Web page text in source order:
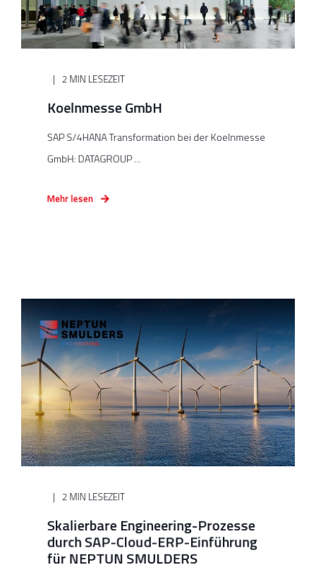
2 MIN LESEZEIT
Koelnmesse GmbH
SAP S/4HANA Transformation bei der Koelnmesse
GmbH: DATAGROUP ...
Mehr lesen
2 MIN LESEZEIT
Skalierbare Engineering-Prozesse
durch SAP-Cloud-ERP-Einführung
für NEPTUN SMULDERS